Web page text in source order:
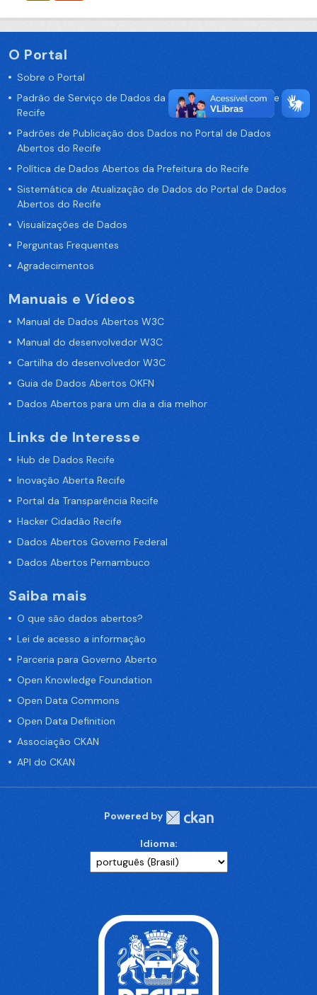
O Portal
Sobre o Portal
Padrão de Serviço de Dados da Prefeitura da Cidade de
Recife
Padrões de Publicação dos Dados no Portal de Dados
Abertos do Recife
Política de Dados Abertos da Prefeitura do Recife
Sistemática de Atualização de Dados do Portal de Dados
Abertos do Recife
Visualizações de Dados
Perguntas Frequentes
Agradecimentos
Manuais e Vídeos
Manual de Dados Abertos W3C
Manual do desenvolvedor W3C
Cartilha do desenvolvedor W3C
Guia de Dados Abertos OKFN
Dados Abertos para um dia a dia melhor
Links de Interesse
Hub de Dados Recife
Inovação Aberta Recife
Portal da Transparência Recife
Hacker Cidadão Recife
Dados Abertos Governo Federal
Dados Abertos Pernambuco
Saiba mais
O que são dados abertos?
Lei de acesso a informação
Parceria para Governo Aberto
Open Knowledge Foundation
Open Data Commons
Open Data Definition
Associação CKAN
API do CKAN
Powered by
Idioma